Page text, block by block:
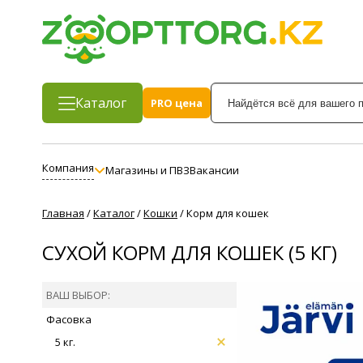
Каталог PRO цена
Компания Магазины и ПВЗВакансии
Главная /Каталог/Кошки /Корм для кошек
СУХОЙ КОРМ ДЛЯ КОШЕК (5 КГ)
ВАШ ВЫБОР:
Фасовка
5 кг.